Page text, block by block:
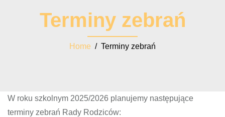
Terminy zebrań
Home / Terminy zebrań
W roku szkolnym 2025/2026 planujemy następujące
terminy zebrań Rady Rodziców: